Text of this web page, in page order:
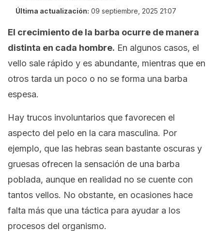
Última actualización: 09 septiembre, 2025 21:07
El crecimiento de la barba ocurre de manera
distinta en cada hombre. En algunos casos, el
vello sale rápido y es abundante, mientras que en
otros tarda un poco o no se forma una barba
espesa.
Hay trucos involuntarios que favorecen el
aspecto del pelo en la cara masculina. Por
ejemplo, que las hebras sean bastante oscuras y
gruesas ofrecen la sensación de una barba
poblada, aunque en realidad no se cuente con
tantos vellos. No obstante, en ocasiones hace
falta más que una táctica para ayudar a los
procesos del organismo.